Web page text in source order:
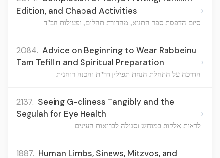
Edition, and Chabad Activities
סיום הדפסת ספר התניא, מהדורת תהלים, ופעילות חב"ד
›
2084. Advice on Beginning to Wear Rabbeinu
Tam Tefillin and Spiritual Preparation
הדרכה על התחלת הנחת תפילין דר"ת והכנה רוחנית
›
2137. Seeing G-dliness Tangibly and the
Segulah for Eye Health
לראות אלקות במוחש וסגולה לבריאות העינים
›
1887. Human Limbs, Sinews, Mitzvos, and